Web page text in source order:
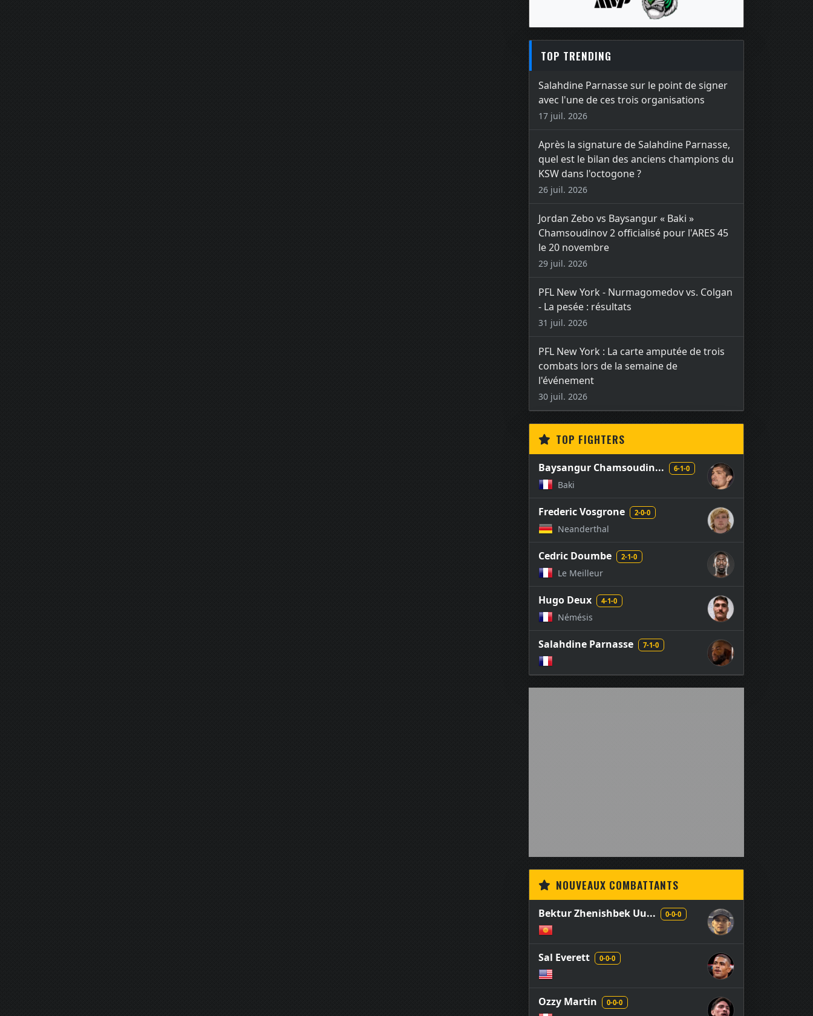
TOP TRENDING
Salahdine Parnasse sur le point de signer
avec l'une de ces trois organisations
17 juil. 2026
Après la signature de Salahdine Parnasse,
quel est le bilan des anciens champions du
KSW dans l'octogone ?
26 juil. 2026
Jordan Zebo vs Baysangur « Baki »
Chamsoudinov 2 officialisé pour l'ARES 45
le 20 novembre
29 juil. 2026
PFL New York - Nurmagomedov vs. Colgan
- La pesée : résultats
31 juil. 2026
PFL New York : La carte amputée de trois
combats lors de la semaine de
l'événement
30 juil. 2026
TOP FIGHTERS
Baysangur Chamsoudin... 6-1-0
Baki
Frederic Vosgrone 2-0-0
Neanderthal
Cedric Doumbe 2-1-0
Le Meilleur
Hugo Deux 4-1-0
Némésis
Salahdine Parnasse 7-1-0
NOUVEAUX COMBATTANTS
Bektur Zhenishbek Uu... 0-0-0
Sal Everett 0-0-0
Ozzy Martin 0-0-0